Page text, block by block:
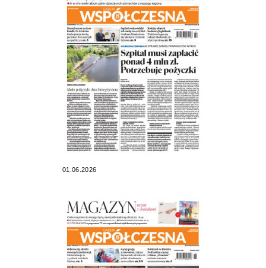
01.06.2026